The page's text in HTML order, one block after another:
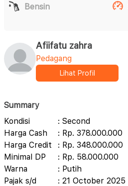
Bensin
Afiifatu zahra
Pedagang
Lihat Profil
Summary
Kondisi
: Second
Harga Cash
: Rp. 378.000.000
Harga Credit
: Rp. 348.000.000
Minimal DP
: Rp. 58.000.000
Warna
: Putih
Pajak s/d
: 21 October 2025